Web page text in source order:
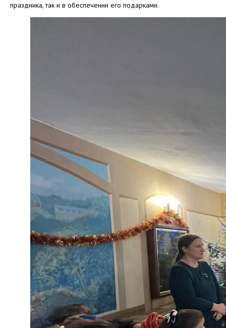
праздника, так и в обеспечении его подарками.